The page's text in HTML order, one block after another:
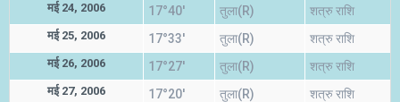
मई 24, 2006 17°40' तुला(R) शत्रु राशि
मई 25, 2006 17°33' तुला(R) शत्रु राशि
मई 26, 2006 17°27' तुला(R) शत्रु राशि
मई 27, 2006 17°20' तुला(R) शत्रु राशि